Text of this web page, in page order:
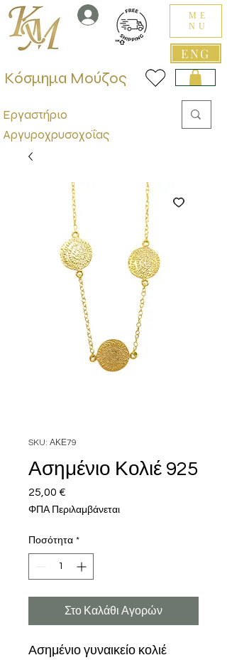
ENG
ME
NU
Εργαστήριο
Αργυροχρυσοχοΐας
Κόσμημα Μούζος
SKU: ΑΚΕ79
Ασημένιο Κολιέ 925
25,00 €
ΦΠΑ Περιλαμβάνεται
Ποσότητα *
Στο Καλάθι Αγορών
Ασημένιο γυναικείο κολιέ